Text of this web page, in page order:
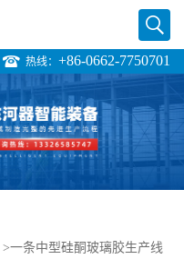
热线： +86-0662-7750701
>一条中型硅酮玻璃胶生产线